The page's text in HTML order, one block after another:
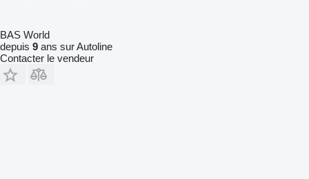
BAS World
depuis 9 ans sur Autoline
Contacter le vendeur